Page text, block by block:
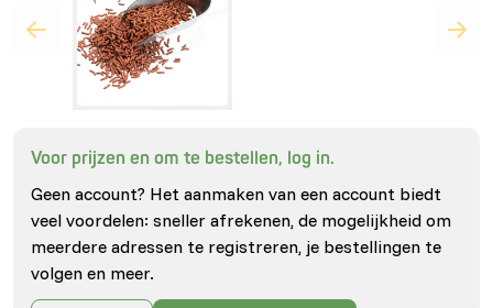
Voor prijzen en om te bestellen, log in.
Geen account? Het aanmaken van een account biedt
veel voordelen: sneller afrekenen, de mogelijkheid om
meerdere adressen te registreren, je bestellingen te
volgen en meer.